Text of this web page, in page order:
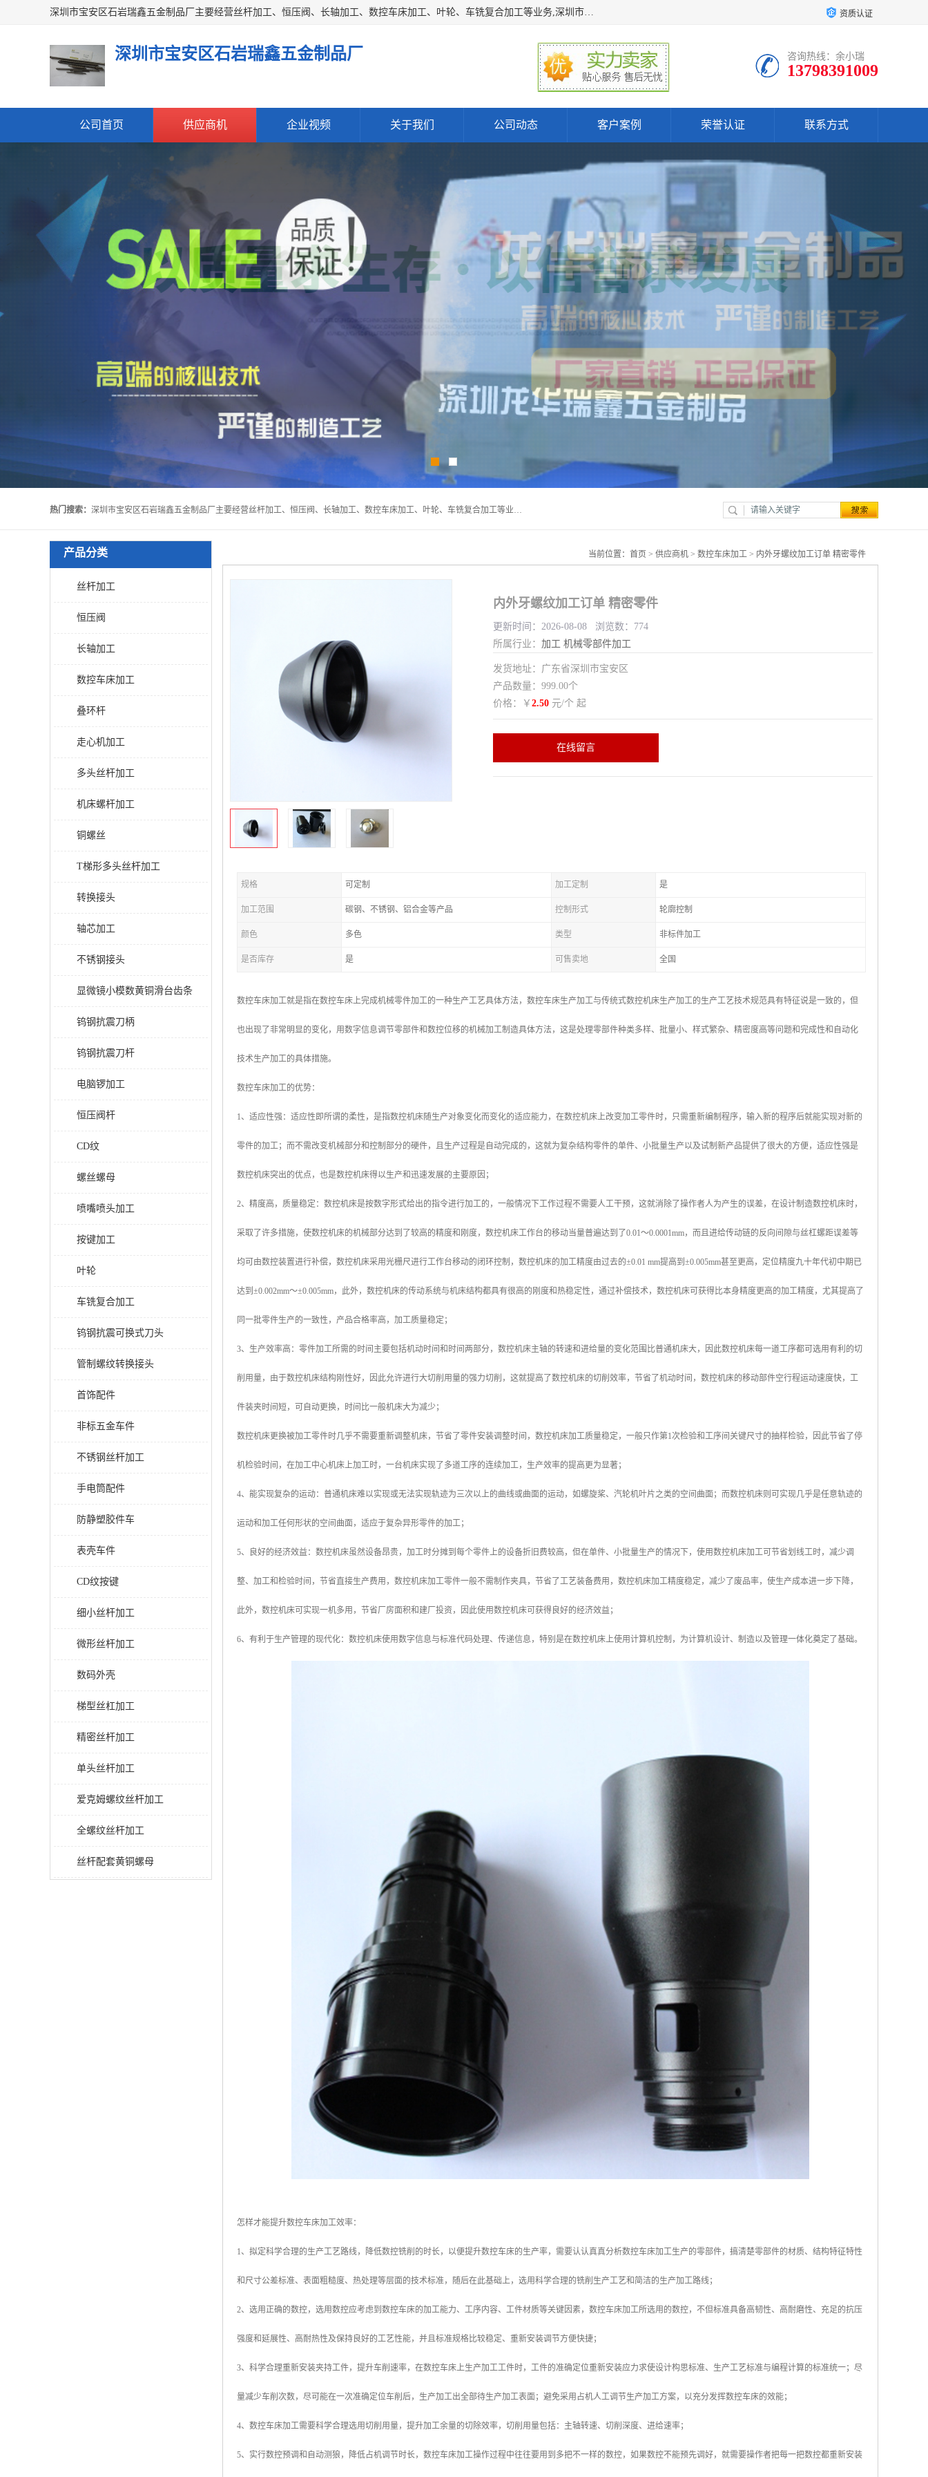
深圳市宝安区石岩瑞鑫五金制品厂主要经营丝杆加工、恒压阀、长轴加工、数控车床加工、叶轮、车铣复合加工等业务,深圳市宝安区石岩瑞鑫五金制品厂产品广泛应用于按摩椅、各类阀门、电机等石化类、机械类产品. 资质认证
深圳市宝安区石岩瑞鑫五金制品厂 咨询热线：余小瑞
13798391009
公司首页 供应商机 企业视频 关于我们 公司动态 客户案例 荣誉认证 联系方式
热门搜索： 深圳市宝安区石岩瑞鑫五金制品厂主要经营丝杆加工、恒压阀、长轴加工、数控车床加工、叶轮、车铣复合加工等业务,深圳市宝安区石岩瑞鑫五金制品厂产品广泛应用于按摩椅、各类阀门、电机等石化类、机械类产品.
产品分类
丝杆加工
恒压阀
长轴加工
数控车床加工
叠环杆
走心机加工
多头丝杆加工
机床螺杆加工
铜螺丝
T梯形多头丝杆加工
转换接头
轴芯加工
不锈钢接头
显微镜小模数黄铜滑台齿条
钨钢抗震刀柄
钨钢抗震刀杆
电脑锣加工
恒压阀杆
CD纹
螺丝螺母
喷嘴喷头加工
按键加工
叶轮
车铣复合加工
钨钢抗震可换式刀头
管制螺纹转换接头
首饰配件
非标五金车件
不锈钢丝杆加工
手电筒配件
防静塑胶件车
表壳车件
CD纹按键
细小丝杆加工
微形丝杆加工
数码外壳
梯型丝杠加工
精密丝杆加工
单头丝杆加工
爱克姆螺纹丝杆加工
全螺纹丝杆加工
丝杆配套黄铜螺母
当前位置： 首页 > 供应商机 > 数控车床加工 > 内外牙螺纹加工订单 精密零件
内外牙螺纹加工订单 精密零件
更新时间：2026-08-08 浏览数：774
所属行业： 加工 机械零部件加工
发货地址：广东省深圳市宝安区
产品数量：999.00个
价格：￥ 2.50 元/个 起
在线留言
规格 可定制 加工定制 是
加工范围 碳钢、不锈钢、铝合金等产品 控制形式 轮廓控制
颜色 多色 类型 非标件加工
是否库存 是 可售卖地 全国
数控车床加工就是指在数控车床上完成机械零件加工的一种生产工艺具体方法，数控车床生产加工与传统式数控机床生产加工的生产工艺技术规范具有特征说是一致的，但
也出现了非常明显的变化，用数字信息调节零部件和数控位移的机械加工制造具体方法，这是处理零部件种类多样、批量小、样式繁杂、精密度高等问题和完成性和自动化
技术生产加工的具体措施。
数控车床加工的优势：
1、适应性强：适应性即所谓的柔性，是指数控机床随生产对象变化而变化的适应能力，在数控机床上改变加工零件时，只需重新编制程序，输入新的程序后就能实现对新的
零件的加工；而不需改变机械部分和控制部分的硬件，且生产过程是自动完成的，这就为复杂结构零件的单件、小批量生产以及试制新产品提供了很大的方便，适应性强是
数控机床突出的优点，也是数控机床得以生产和迅速发展的主要原因；
2、精度高，质量稳定：数控机床是按数字形式给出的指令进行加工的，一般情况下工作过程不需要人工干预，这就消除了操作者人为产生的误差，在设计制造数控机床时，
采取了许多措施，使数控机床的机械部分达到了较高的精度和刚度，数控机床工作台的移动当量普遍达到了0.01～0.0001mm，而且进给传动链的反向间隙与丝杠螺距误差等
均可由数控装置进行补偿，数控机床采用光栅尺进行工作台移动的闭环控制，数控机床的加工精度由过去的±0.01 mm提高到±0.005mm甚至更高，定位精度九十年代初中期已
达到±0.002mm～±0.005mm，此外，数控机床的传动系统与机床结构都具有很高的刚度和热稳定性，通过补偿技术，数控机床可获得比本身精度更高的加工精度，尤其提高了
同一批零件生产的一致性，产品合格率高，加工质量稳定；
3、生产效率高：零件加工所需的时间主要包括机动时间和时间两部分，数控机床主轴的转速和进给量的变化范围比普通机床大，因此数控机床每一道工序都可选用有利的切
削用量，由于数控机床结构刚性好，因此允许进行大切削用量的强力切削，这就提高了数控机床的切削效率，节省了机动时间，数控机床的移动部件空行程运动速度快，工
件装夹时间短，可自动更换，时间比一般机床大为减少；
数控机床更换被加工零件时几乎不需要重新调整机床，节省了零件安装调整时间，数控机床加工质量稳定，一般只作第1次检验和工序间关键尺寸的抽样检验，因此节省了停
机检验时间，在加工中心机床上加工时，一台机床实现了多道工序的连续加工，生产效率的提高更为显著；
4、能实现复杂的运动：普通机床难以实现或无法实现轨迹为三次以上的曲线或曲面的运动，如螺旋桨、汽轮机叶片之类的空间曲面；而数控机床则可实现几乎是任意轨迹的
运动和加工任何形状的空间曲面，适应于复杂异形零件的加工；
5、良好的经济效益：数控机床虽然设备昂贵，加工时分摊到每个零件上的设备折旧费较高，但在单件、小批量生产的情况下，使用数控机床加工可节省划线工时，减少调
整、加工和检验时间，节省直接生产费用，数控机床加工零件一般不需制作夹具，节省了工艺装备费用，数控机床加工精度稳定，减少了废品率，使生产成本进一步下降，
此外，数控机床可实现一机多用，节省厂房面积和建厂投资，因此使用数控机床可获得良好的经济效益；
6、有利于生产管理的现代化：数控机床使用数字信息与标准代码处理、传递信息，特别是在数控机床上使用计算机控制，为计算机设计、制造以及管理一体化奠定了基础。
怎样才能提升数控车床加工效率：
1、拟定科学合理的生产工艺路线，降低数控铣削的时长，以便提升数控车床的生产率，需要认认真真分析数控车床加工生产的零部件，搞清楚零部件的材质、结构特征特性
和尺寸公差标准、表面粗糙度、热处理等层面的技术标准，随后在此基础上，选用科学合理的铣削生产工艺和简洁的生产加工路线；
2、选用正确的数控，选用数控应考虑到数控车床的加工能力、工序内容、工件材质等关键因素，数控车床加工所选用的数控，不但标准具备高韧性、高耐磨性、充足的抗压
强度和延展性、高耐热性及保持良好的工艺性能，并且标准规格比较稳定、重新安装调节方便快捷；
3、科学合理重新安装夹持工件，提升车削速率，在数控车床上生产加工工件时，工件的准确定位重新安装应力求使设计构思标准、生产工艺标准与编程计算的标准统一；尽
量减少车削次数，尽可能在一次准确定位车削后，生产加工出全部待生产加工表面；避免采用占机人工调节生产加工方案，以充分发挥数控车床的效能；
4、数控车床加工需要科学合理选用切削用量，提升加工余量的切除效率，切削用量包括：主轴转速、切削深度、进给速率；
5、实行数控预调和自动测狼，降低占机调节时长，数控车床加工操作过程中往往要用到多把不一样的数控，如果数控不能预先调好，就需要操作者把每一把数控都重新安装